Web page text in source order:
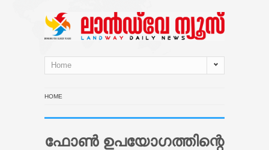
Home
HOME
ഫോണ്‍ ഉപയോഗത്തിന്റെ